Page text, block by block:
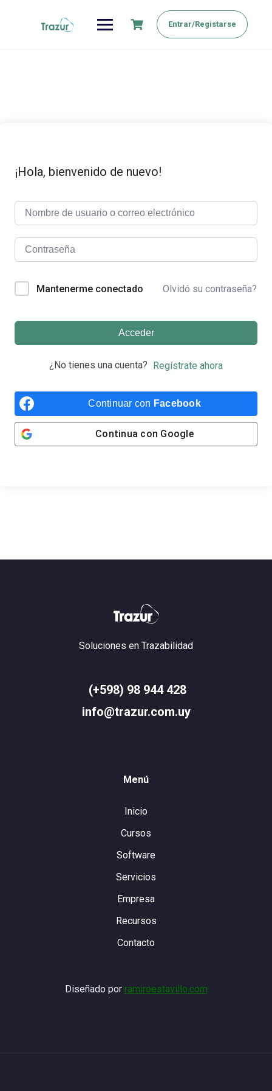
Entrar/Registarse
¡Hola, bienvenido de nuevo!
Mantenerme conectado Olvidó su contraseña?
Acceder
¿No tienes una cuenta? Regístrate ahora
Continuar con Facebook
Continua con Google
Soluciones en Trazabilidad
(+598) 98 944 428
info@trazur.com.uy
Menú
Inicio
Cursos
Software
Servicios
Empresa
Recursos
Contacto
Diseñado por ramiroestavillo.com